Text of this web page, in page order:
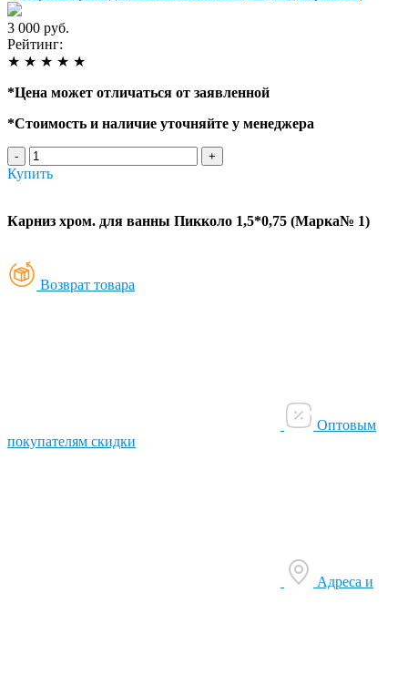
3 000 руб.
Рейтинг:
★ ★ ★ ★ ★
*Цена может отличаться от заявленной
*Стоимость и наличие уточняйте у менеджера
- +
Купить
Карниз хром. для ванны Пикколо 1,5*0,75 (Марка№ 1)
Возврат товара
Оптовым
покупателям скидки
Адреса и